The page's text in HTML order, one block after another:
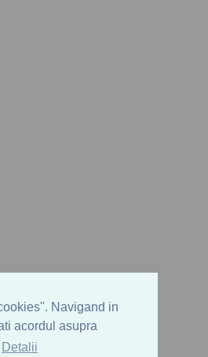
Navigand in
acordul asupra
Detalii